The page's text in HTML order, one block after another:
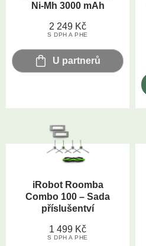
Ni-Mh 3000 mAh
2 249 Kč
S DPH A PHE
U partnerů
iRobot Roomba
Combo 100 – Sada
příslušentví
1 499 Kč
S DPH A PHE